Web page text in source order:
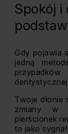
Spokój i
Gdy pojawia
jedną
Twoje dłonie
zmiany w
pierścionek
to jako